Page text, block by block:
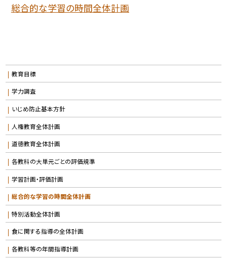
総合的な学習の時間全体計画
教育目標
学力調査
いじめ防止基本方針
人権教育全体計画
道徳教育全体計画
各教科の大単元ごとの評価規準
学習計画・評価計画
総合的な学習の時間全体計画
特別活動全体計画
食に関する指導の全体計画
各教科等の年間指導計画